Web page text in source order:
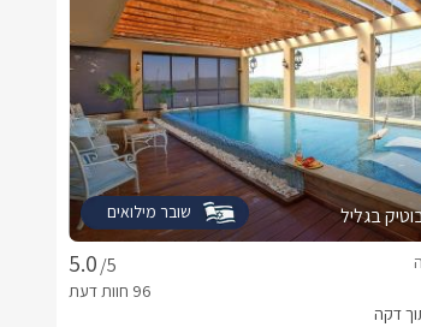
שובר מילואים
בגליל
/5